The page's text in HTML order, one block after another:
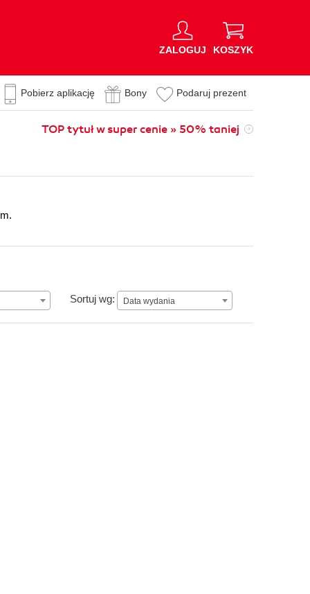
ZALOGUJ KOSZYK
Pobierz aplikację Bony Podaruj prezent
TOP tytuł w super cenie » 50% taniej
Sortuj wg: Data wydania
Data wydania